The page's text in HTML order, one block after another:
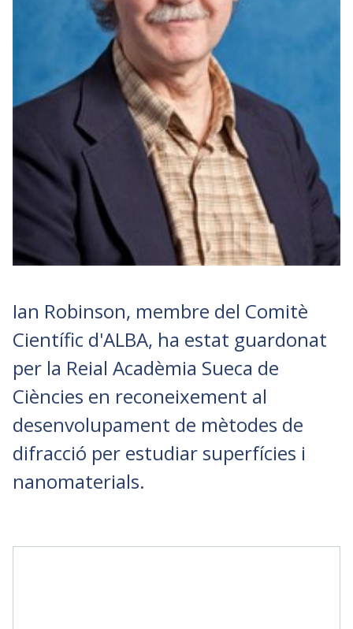
Ian Robinson, membre del Comitè
Científic d'ALBA, ha estat guardonat
per la Reial Acadèmia Sueca de
Ciències en reconeixement al
desenvolupament de mètodes de
difracció per estudiar superfícies i
nanomaterials.